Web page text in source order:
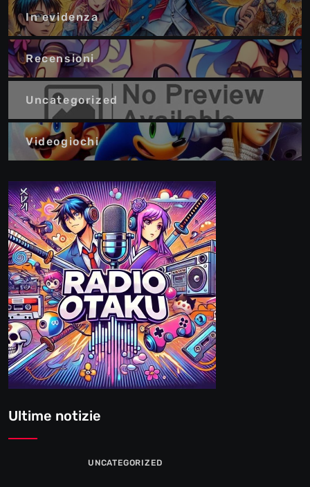
In evidenza
Recensioni
Uncategorized
Videogiochi
Ultime notizie
UNCATEGORIZED